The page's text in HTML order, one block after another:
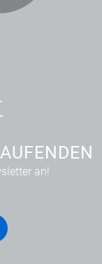
an!